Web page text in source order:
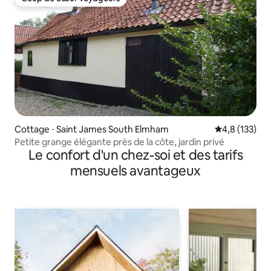
Coup de cœur voyageurs
Cottage ⋅ Saint James South Elmham Évaluation
4,8 (133)
Petite grange élégante près de la côte, jardin privé
Le confort d'un chez-soi et des tarifs
mensuels avantageux